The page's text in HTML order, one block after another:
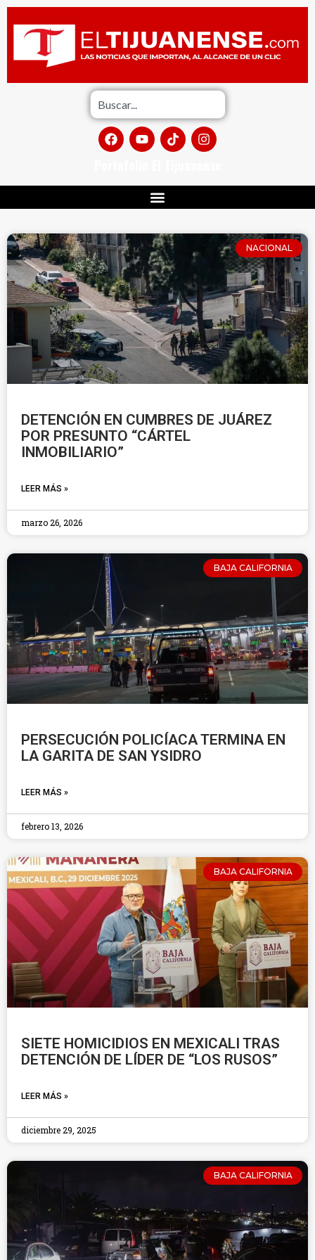
NACIONAL
DETENCIÓN EN CUMBRES DE JUÁREZ
POR PRESUNTO “CÁRTEL
INMOBILIARIO”
LEER MÁS »
marzo 26, 2026
BAJA CALIFORNIA
PERSECUCIÓN POLICÍACA TERMINA EN
LA GARITA DE SAN YSIDRO
LEER MÁS »
febrero 13, 2026
BAJA CALIFORNIA
SIETE HOMICIDIOS EN MEXICALI TRAS
DETENCIÓN DE LÍDER DE “LOS RUSOS”
LEER MÁS »
diciembre 29, 2025
BAJA CALIFORNIA